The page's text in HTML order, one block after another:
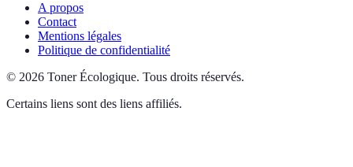
A propos
Contact
Mentions légales
Politique de confidentialité
© 2026 Toner Écologique. Tous droits réservés.
Certains liens sont des liens affiliés.